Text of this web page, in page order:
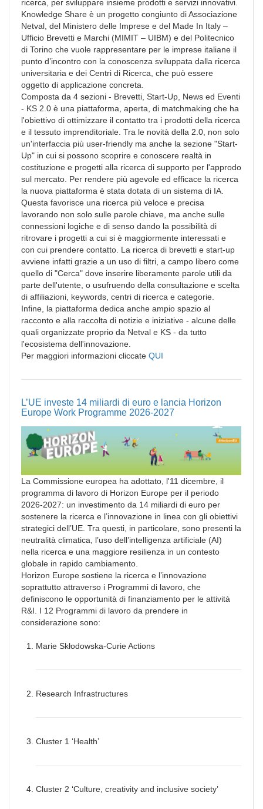
ricerca, per sviluppare insieme prodotti e servizi innovativi.
Knowledge Share è un progetto congiunto di Associazione
Netval, del Ministero delle Imprese e del Made In Italy –
Ufficio Brevetti e Marchi (MIMIT – UIBM) e del Politecnico
di Torino che vuole rappresentare per le imprese italiane il
punto d’incontro con la conoscenza sviluppata dalla ricerca
universitaria e dei Centri di Ricerca, che può essere
oggetto di applicazione concreta.
Composta da 4 sezioni - Brevetti, Start-Up, News ed Eventi
- KS 2.0 è una piattaforma, aperta, di matchmaking che ha
l'obiettivo di ottimizzare il contatto tra i prodotti della ricerca
e il tessuto imprenditoriale. Tra le novità della 2.0, non solo
un'interfaccia più user-friendly ma anche la sezione "Start-
Up" in cui si possono scoprire e conoscere realtà in
costituzione e progetti alla ricerca di supporto per l'approdo
sul mercato. Per rendere più agevole ed efficace la ricerca
la nuova piattaforma è stata dotata di un sistema di IA.
Questa favorisce una ricerca più veloce e precisa
lavorando non solo sulle parole chiave, ma anche sulle
connessioni logiche e di senso dando la possibilità di
ritrovare i progetti a cui si è maggiormente interessati e
con cui prendere contatto. La ricerca di brevetti e start-up
avviene infatti grazie a un uso di filtri, a campo libero come
quello di "Cerca" dove inserire liberamente parole utili da
parte dell'utente, o usufruendo della consultazione e scelta
di affiliazioni, keywords, centri di ricerca e categorie.
Infine, la piattaforma dedica anche ampio spazio al
racconto e alla raccolta di notizie e iniziative - alcune delle
quali organizzate proprio da Netval e KS - da tutto
l'ecosistema dell'innovazione.
Per maggiori informazioni cliccate QUI
L’UE investe 14 miliardi di euro e lancia Horizon
Europe Work Programme 2026-2027
La Commissione europea ha adottato, l'11 dicembre, il
programma di lavoro di Horizon Europe per il periodo
2026-2027: un investimento da 14 miliardi di euro per
sostenere la ricerca e l’innovazione in linea con gli obiettivi
strategici dell’UE. Tra questi, in particolare, sono presenti la
neutralità climatica, l’uso dell’intelligenza artificiale (AI)
nella ricerca e una maggiore resilienza in un contesto
globale in rapido cambiamento.
Horizon Europe sostiene la ricerca e l’innovazione
soprattutto attraverso i Programmi di lavoro, che
definiscono le opportunità di finanziamento per le attività
R&I. I 12 Programmi di lavoro da prendere in
considerazione sono:
Marie Skłodowska-Curie Actions
Research Infrastructures
Cluster 1 ‘Health’
Cluster 2 ‘Culture, creativity and inclusive society’